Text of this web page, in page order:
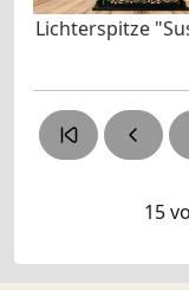
Lichterspitze
15